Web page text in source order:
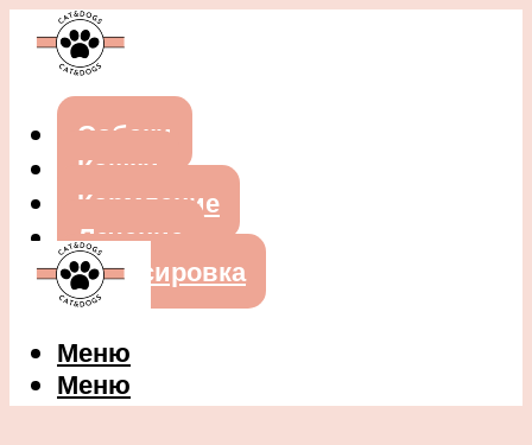
Собаки
Кошки
Кормление
Лечение
Дрессировка
Меню
Меню